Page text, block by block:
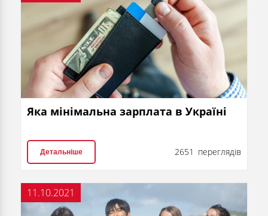
Яка мінімальна зарплата в Україні
Детальніше 2651 переглядів
11.10.2021